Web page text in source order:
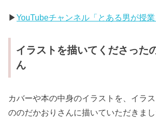
▶︎YouTubeチャンネル「とある男が授業
イラストを描いてくださった
ん
カバーや本の中身のイラストを、イラ
ののだかおりさんに描いていただきま